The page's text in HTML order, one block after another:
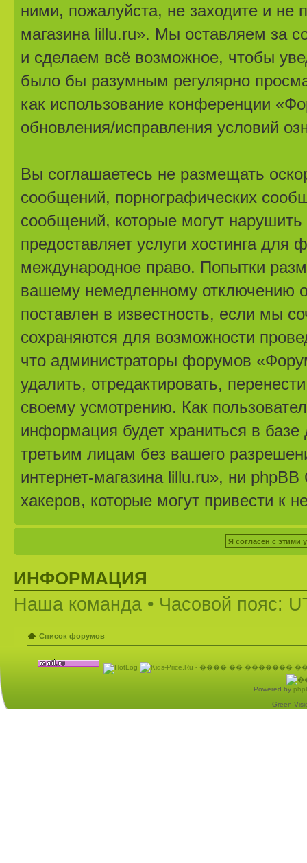
ними, пожалуйста, не заходите и
магазина lillu.ru». Мы оставляем за
и сделаем всё возможное, чтобы
было бы разумным регулярно
как использование конференции
обновления/исправления условий
Вы соглашаетесь не размещать
сообщений, порнографических
сообщений, которые могут
предоставляет услуги хостинга
международное право. Попытки
вашему немедленному отключению
поставлен в известность, если мы
сохраняются для возможности
что администраторы форумов
удалить, отредактировать,
своему усмотрению. Как
информация будет храниться в
третьим лицам без вашего
интернет-магазина lillu.ru», ни
хакеров, которые могут привести к
ИНФОРМАЦИЯ
Наша команда • Часовой пояс:
Список форумов
Powered by
Green